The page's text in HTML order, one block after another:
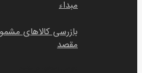
مبداء
بازرسی کالاهای
مقصد